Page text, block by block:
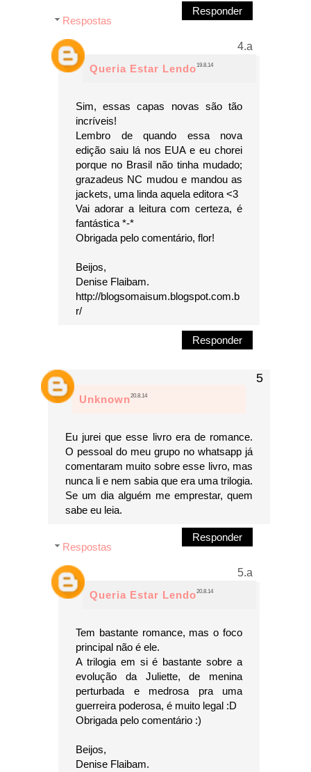
Responder
Respostas
Queria Estar Lendo19.8.14
Sim, essas capas novas são tão
incríveis!
Lembro de quando essa nova
edição saiu lá nos EUA e eu chorei
porque no Brasil não tinha mudado;
grazadeus NC mudou e mandou as
jackets, uma linda aquela editora <3
Vai adorar a leitura com certeza, é
fantástica *-*
Obrigada pelo comentário, flor!
Beijos,
Denise Flaibam.
http://blogsomaisum.blogspot.com.b
r/
Responder
Unknown20.8.14
Eu jurei que esse livro era de romance.
O pessoal do meu grupo no whatsapp já
comentaram muito sobre esse livro, mas
nunca li e nem sabia que era uma trilogia.
Se um dia alguém me emprestar, quem
sabe eu leia.
Responder
Respostas
Queria Estar Lendo20.8.14
Tem bastante romance, mas o foco
principal não é ele.
A trilogia em si é bastante sobre a
evolução da Juliette, de menina
perturbada e medrosa pra uma
guerreira poderosa, é muito legal :D
Obrigada pelo comentário :)
Beijos,
Denise Flaibam.